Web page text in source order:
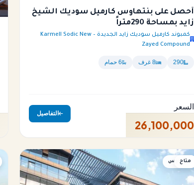
أحصل على بنتهاوس كارميل سوديك الشيخ
زايد بمساحة 290متراً
كمبوند كارميل سوديك زايد الجديدة – Karmell Sodic New
Zayed Compound
290 8 غرف 6 حمام
السعر
26,100,000
التفاصيل
بنتهاوس
متاح